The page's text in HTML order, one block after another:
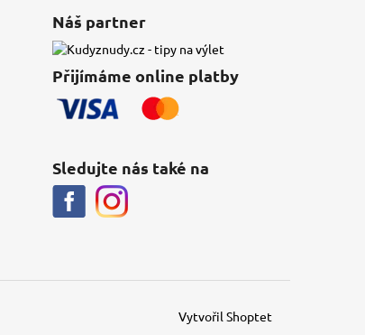
Náš partner
Přijímáme online platby
Sledujte nás také na
Vytvořil Shoptet